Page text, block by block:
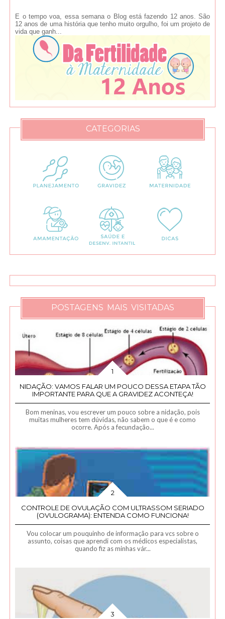
E o tempo voa, essa semana o Blog está fazendo 12 anos. São
12 anos de uma história que tenho muito orgulho, foi um projeto de
vida que ganh...
CATEGORIAS
POSTAGENS MAIS VISITADAS
NIDAÇÃO: VAMOS FALAR UM POUCO DESSA ETAPA TÃO
IMPORTANTE PARA QUE A GRAVIDEZ ACONTEÇA!
Bom meninas, vou escrever um pouco sobre a nidação, pois
muitas mulheres tem dúvidas, não sabem o que é e como
ocorre. Após a fecundação...
CONTROLE DE OVULAÇÃO COM ULTRASSOM SERIADO
(OVULOGRAMA): ENTENDA COMO FUNCIONA!
Vou colocar um pouquinho de informação para vcs sobre o
assunto, coisas que aprendi com os médicos especialistas,
quando fiz as minhas vár...